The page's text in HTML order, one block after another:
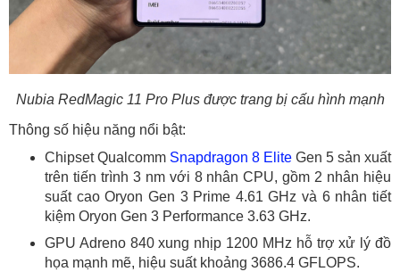
Nubia RedMagic 11 Pro Plus được trang bị cấu hình mạnh
Thông số hiệu năng nổi bật:
Chipset Qualcomm Snapdragon 8 Elite Gen 5 sản xuất
trên tiến trình 3 nm với 8 nhân CPU, gồm 2 nhân hiệu
suất cao Oryon Gen 3 Prime 4.61 GHz và 6 nhân tiết
kiệm Oryon Gen 3 Performance 3.63 GHz.
GPU Adreno 840 xung nhịp 1200 MHz hỗ trợ xử lý đồ
họa mạnh mẽ, hiệu suất khoảng 3686.4 GFLOPS.